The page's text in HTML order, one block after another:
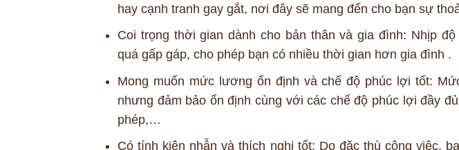
hay cạnh tranh gay gắt, nơi đây sẽ mang đến cho bạn sự
Coi trọng thời gian dành cho bản thân và gia đình: Nhịp
quá gấp gáp, cho phép bạn có nhiều thời gian hơn gia đình .
Mong muốn mức lương ổn định và chế độ phúc lợi tốt:
nhưng đảm bảo ổn định cùng với các chế độ phúc lợi đầy
phép,…
Có tính kiên nhẫn và thích nghi tốt: Do đặc thù công việc,